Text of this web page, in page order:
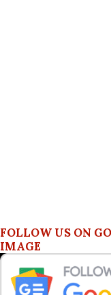
FOLLOW US ON
IMAGE